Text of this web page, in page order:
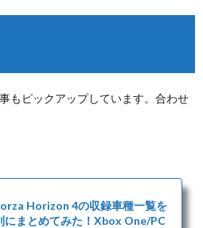
もピックアップしています。合わせ
Horizon 4の収録車種一覧を
にまとめてみた！Xbox One/PC